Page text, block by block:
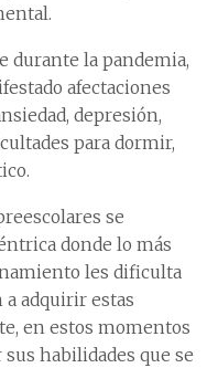
durante la pandemia,
afectaciones
depresión,
para dormir,
se
donde lo más
les dificulta
a adquirir estas
en estos momentos
habilidades que se